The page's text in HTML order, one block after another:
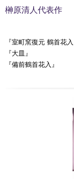
榊原清人代表作
『室町窯復元 鶴首花入
『大皿』
『備前鶴首花入』